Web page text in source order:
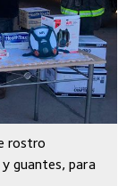
rostro
guantes, para